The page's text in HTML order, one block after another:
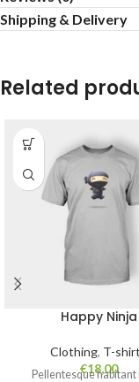
Shipping & Delivery
Related
Happy Ninja
Clothing, T-
€18,00
Pellentesque habitant